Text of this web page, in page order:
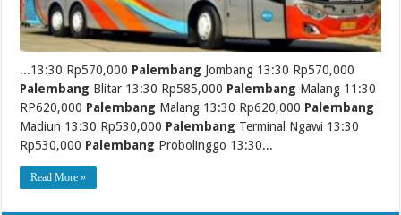
...13:30 Rp570,000 Palembang Jombang 13:30 Rp570,000
Palembang Blitar 13:30 Rp585,000 Palembang Malang 11:30
RP620,000 Palembang Malang 13:30 Rp620,000 Palembang
Madiun 13:30 Rp530,000 Palembang Terminal Ngawi 13:30
Rp530,000 Palembang Probolinggo 13:30...
Read More »